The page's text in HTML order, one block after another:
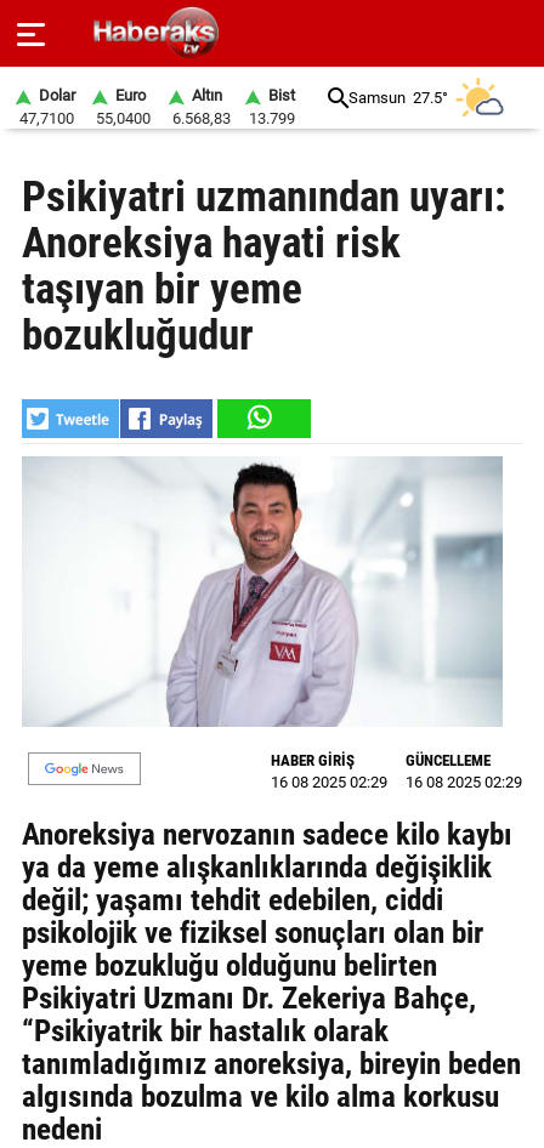
SPOR
YAŞAM
EKONOMİ
SAĞLIK
BİZE
ULAŞIN
İletişim
Gizlilik
Sözleşmesi
Kullanıcı
Sözleşmesi
Dolar
47,7100
Euro
55,0400
Altın
6.568,83
Bist
13.799
Samsun 27.5°
Psikiyatri uzmanından uyarı:
Anoreksiya hayati risk
taşıyan bir yeme
bozukluğudur
HABER GİRİŞ
16 08 2025 02:29
GÜNCELLEME
16 08 2025 02:29
Anoreksiya nervozanın sadece kilo kaybı
ya da yeme alışkanlıklarında değişiklik
değil; yaşamı tehdit edebilen, ciddi
psikolojik ve fiziksel sonuçları olan bir
yeme bozukluğu olduğunu belirten
Psikiyatri Uzmanı Dr. Zekeriya Bahçe,
“Psikiyatrik bir hastalık olarak
tanımladığımız anoreksiya, bireyin beden
algısında bozulma ve kilo alma korkusu
nedeni